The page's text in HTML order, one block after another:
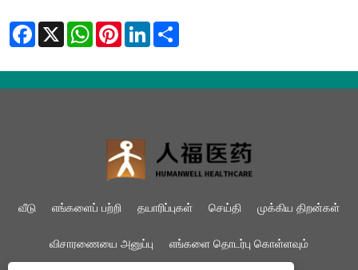
Facebook
X WhatsAppPinterestLinkedIn
வீடு எங்களைப் பற்றி தயாரிப்புகள் செய்தி முக்கிய திறன்கள்
விசாரணையை அனுப்பு எங்களை தொடர்பு கொள்ளவும்